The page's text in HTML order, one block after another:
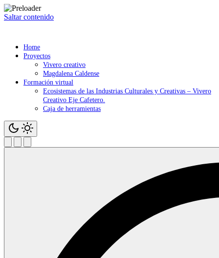
Saltar contenido
Home
Proyectos
Vivero creativo
Magdalena Caldense
Formación virtual
Ecosistemas de las Industrias Culturales y Creativas – Vivero
Creativo Eje Cafetero.
Caja de herramientas